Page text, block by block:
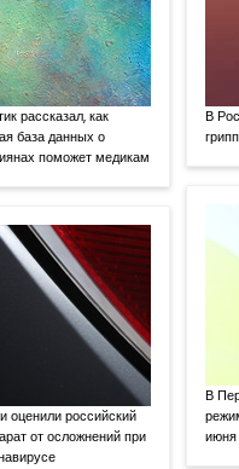
рассказал, как
база данных о
поможет медикам
оценили российский
от осложнений при
В
В
июня